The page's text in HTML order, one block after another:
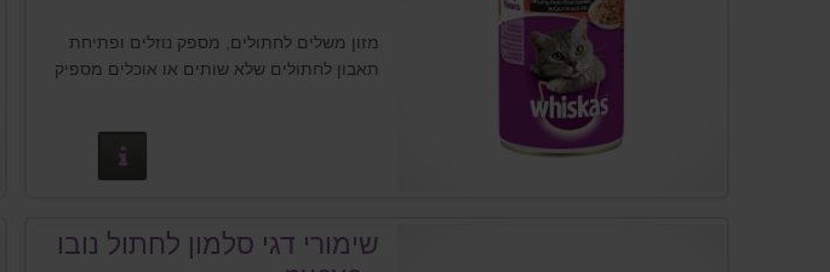
מזון משלים לחתולים, מספק נוזלים ופתיחת
תאבון לחתולים שלא שותים או אוכלים מספיק
שימורי דגי סלמון לחתול נובו